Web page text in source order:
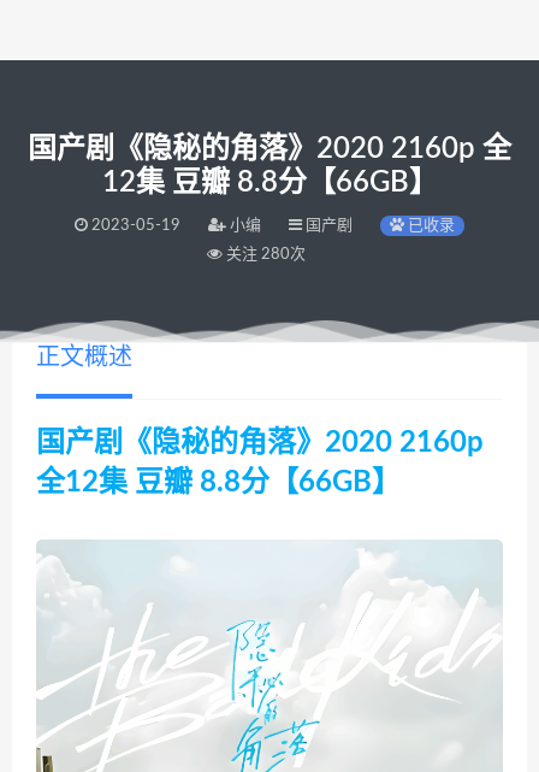
国产剧《隐秘的角落》2020 2160p 全
12集 豆瓣 8.8分【66GB】
2023-05-19 小编 国产剧
已收录
关注 280次
正文概述
国产剧《隐秘的角落》2020 2160p
全12集 豆瓣 8.8分【66GB】